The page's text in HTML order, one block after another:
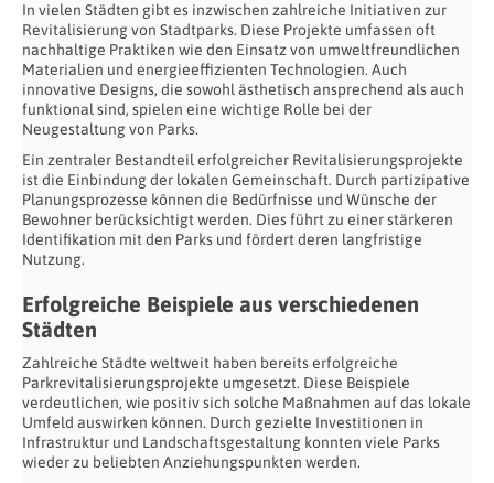
In vielen Städten gibt es inzwischen zahlreiche Initiativen zur
Revitalisierung von Stadtparks. Diese Projekte umfassen oft
nachhaltige Praktiken wie den Einsatz von umweltfreundlichen
Materialien und energieeffizienten Technologien. Auch
innovative Designs, die sowohl ästhetisch ansprechend als auch
funktional sind, spielen eine wichtige Rolle bei der
Neugestaltung von Parks.
Ein zentraler Bestandteil erfolgreicher Revitalisierungsprojekte
ist die Einbindung der lokalen Gemeinschaft. Durch partizipative
Planungsprozesse können die Bedürfnisse und Wünsche der
Bewohner berücksichtigt werden. Dies führt zu einer stärkeren
Identifikation mit den Parks und fördert deren langfristige
Nutzung.
Erfolgreiche Beispiele aus verschiedenen
Städten
Zahlreiche Städte weltweit haben bereits erfolgreiche
Parkrevitalisierungsprojekte umgesetzt. Diese Beispiele
verdeutlichen, wie positiv sich solche Maßnahmen auf das lokale
Umfeld auswirken können. Durch gezielte Investitionen in
Infrastruktur und Landschaftsgestaltung konnten viele Parks
wieder zu beliebten Anziehungspunkten werden.